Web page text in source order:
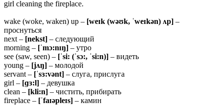
girl cleaning the fireplace.
wake (woke, waken) up – [weɪk (wəʊk, ˈweɪkən) ʌp] –
проснуться
next – [nekst] – следующий
morning – [ˈmɔ:nɪŋ] – утро
see (saw, seen) – [ˈsi: (ˈsɔ:, ˈsi:n)] – видеть
young – [jʌŋ] – молодой
servant – [ˈsɜ:vənt] – слуга, прислуга
girl – [ɡɜ:l] – девушка
clean – [kli:n] – чистить, прибирать
fireplace – [ˈfaɪəpleɪs] – камин